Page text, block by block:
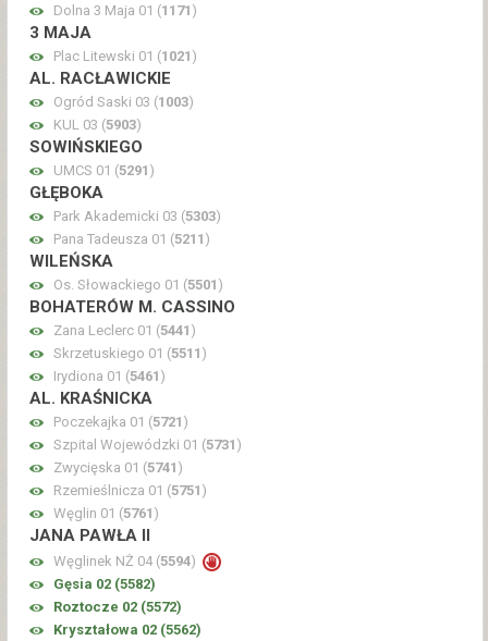
Dolna 3 Maja 01 (1171 )
3 MAJA
Plac Litewski 01 (1021 )
AL. RACŁAWICKIE
Ogród Saski 03 (1003)
KUL 03 (5903)
SOWIŃSKIEGO
UMCS 01 (5291 )
GŁĘBOKA
Park Akademicki 03 (5303)
Pana Tadeusza 01 (5211 )
WILEŃSKA
Os. Słowackiego 01 (5501 )
BOHATERÓW M. CASSINO
Zana Leclerc 01 (5441 )
Skrzetuskiego 01 (5511 )
Irydiona 01 (5461 )
AL. KRAŚNICKA
Poczekajka 01 (5721 )
Szpital Wojewódzki 01 (5731 )
Zwycięska 01 (5741 )
Rzemieślnicza 01 (5751 )
Węglin 01 (5761 )
JANA PAWŁA II
Węglinek NŻ 04 (5594)
Gęsia 02 (5582)
Roztocze 02 (5572)
Kryształowa 02 (5562)